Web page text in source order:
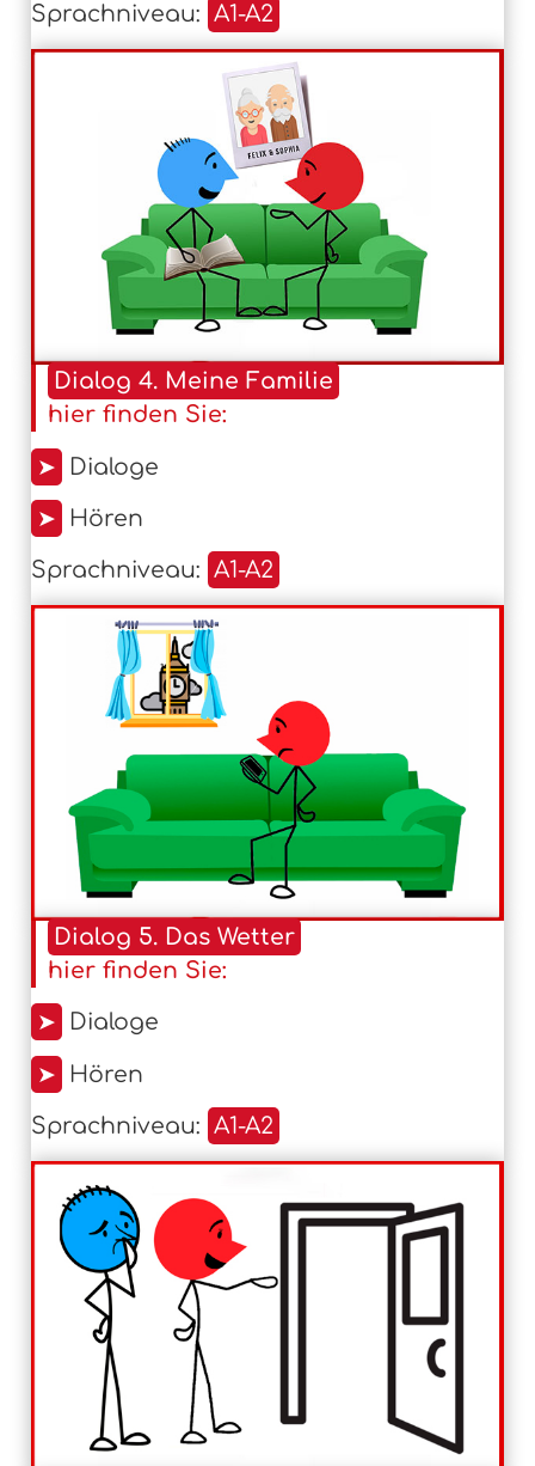
Sprachniveau: A1-A2
Dialog 4. Meine Familie
hier finden Sie:
➤ Dialoge
➤ Hören
Sprachniveau: A1-A2
Dialog 5. Das Wetter
hier finden Sie:
➤ Dialoge
➤ Hören
Sprachniveau: A1-A2